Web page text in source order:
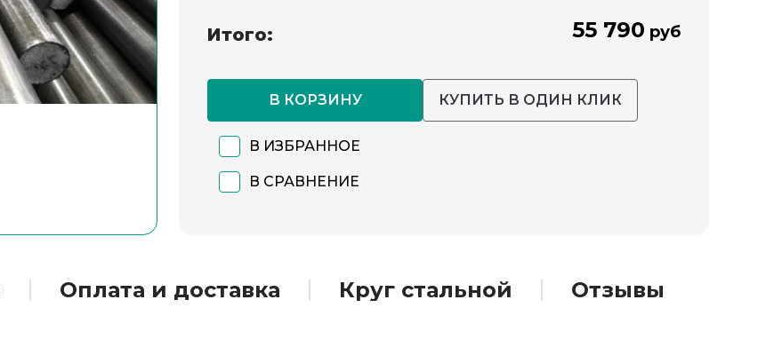
Итого: 55 790 руб
В КОРЗИНУ КУПИТЬ В ОДИН КЛИК
В ИЗБРАННОЕ
В СРАВНЕНИЕ
Оплата и доставка Круг стальной Отзывы